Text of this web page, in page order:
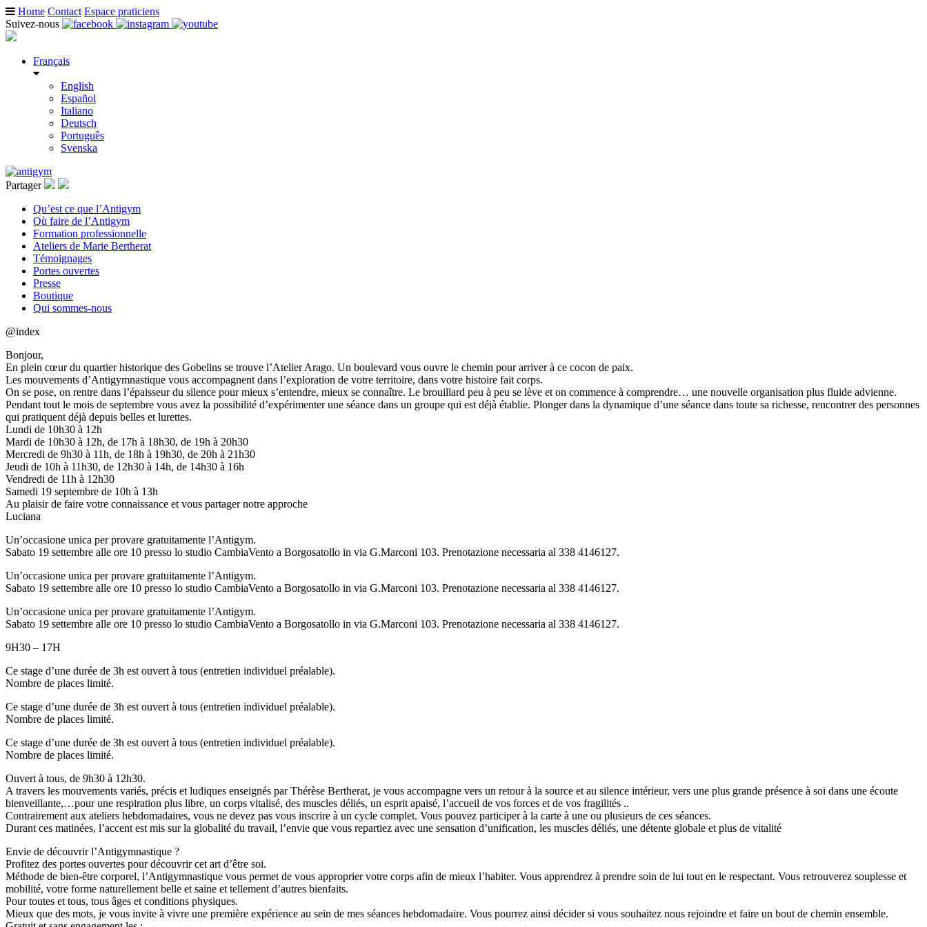
Home Contact Espace praticiens
Suivez-nous
Français
English
Español
Italiano
Deutsch
Português
Svenska
Partager
Qu’est ce que l’Antigym
Où faire de l’Antigym
Formation professionnelle
Ateliers de Marie Bertherat
Témoignages
Portes ouvertes
Presse
Boutique
Qui sommes-nous
@index
Bonjour,
En plein cœur du quartier historique des Gobelins se trouve l’Atelier Arago. Un boulevard vous ouvre le chemin pour arriver à ce cocon de paix.
Les mouvements d’Antigymnastique vous accompagnent dans l’exploration de votre territoire, dans votre histoire fait corps.
On se pose, on rentre dans l’épaisseur du silence pour mieux s’entendre, mieux se connaître. Le brouillard peu à peu se lève et on commence à comprendre… une nouvelle organisation plus fluide advienne.
Pendant tout le mois de septembre vous avez la possibilité d’expérimenter une séance dans un groupe qui est déjà établie. Plonger dans la dynamique d’une séance dans toute sa richesse, rencontrer des personnes
qui pratiquent déjà depuis belles et lurettes.
Lundi de 10h30 à 12h
Mardi de 10h30 à 12h, de 17h à 18h30, de 19h à 20h30
Mercredi de 9h30 à 11h, de 18h à 19h30, de 20h à 21h30
Jeudi de 10h à 11h30, de 12h30 à 14h, de 14h30 à 16h
Vendredi de 11h à 12h30
Samedi 19 septembre de 10h à 13h
Au plaisir de faire votre connaissance et vous partager notre approche
Luciana
Un’occasione unica per provare gratuitamente l’Antigym.
Sabato 19 settembre alle ore 10 presso lo studio CambiaVento a Borgosatollo in via G.Marconi 103. Prenotazione necessaria al 338 4146127.
Un’occasione unica per provare gratuitamente l’Antigym.
Sabato 19 settembre alle ore 10 presso lo studio CambiaVento a Borgosatollo in via G.Marconi 103. Prenotazione necessaria al 338 4146127.
Un’occasione unica per provare gratuitamente l’Antigym.
Sabato 19 settembre alle ore 10 presso lo studio CambiaVento a Borgosatollo in via G.Marconi 103. Prenotazione necessaria al 338 4146127.
9H30 – 17H
Ce stage d’une durée de 3h est ouvert à tous (entretien individuel préalable).
Nombre de places limité.
Ce stage d’une durée de 3h est ouvert à tous (entretien individuel préalable).
Nombre de places limité.
Ce stage d’une durée de 3h est ouvert à tous (entretien individuel préalable).
Nombre de places limité.
Ouvert à tous, de 9h30 à 12h30.
A travers les mouvements variés, précis et ludiques enseignés par Thérèse Bertherat, je vous accompagne vers un retour à la source et au silence intérieur, vers une plus grande présence à soi dans une écoute
bienveillante,…pour une respiration plus libre, un corps vitalisé, des muscles déliés, un esprit apaisé, l’accueil de vos forces et de vos fragilités ..
Contrairement aux ateliers hebdomadaires, vous ne devez pas vous inscrire à un cycle complet. Vous pouvez participer à la carte à une ou plusieurs de ces séances.
Durant ces matinées, l’accent est mis sur la globalité du travail, l’envie que vous repartiez avec une sensation d’unification, les muscles déliés, une détente globale et plus de vitalité
Envie de découvrir l’Antigymnastique ?
Profitez des portes ouvertes pour découvrir cet art d’être soi.
Méthode de bien-être corporel, l’Antigymnastique vous permet de vous approprier votre corps afin de mieux l’habiter. Vous apprendrez à prendre soin de lui tout en le respectant. Vous retrouverez souplesse et
mobilité, votre forme naturellement belle et saine et tellement d’autres bienfaits.
Pour toutes et tous, tous âges et conditions physiques.
Mieux que des mots, je vous invite à vivre une première expérience au sein de mes séances hebdomadaire. Vous pourrez ainsi décider si vous souhaitez nous rejoindre et faire un bout de chemin ensemble.